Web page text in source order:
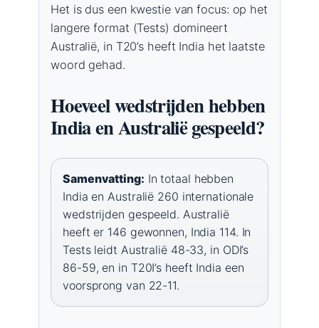
Het is dus een kwestie van focus: op het
langere format (Tests) domineert
Australië, in T20’s heeft India het laatste
woord gehad.
Hoeveel wedstrijden hebben
India en Australië gespeeld?
Samenvatting: In totaal hebben
India en Australië 260 internationale
wedstrijden gespeeld. Australië
heeft er 146 gewonnen, India 114. In
Tests leidt Australië 48-33, in ODI’s
86-59, en in T20I’s heeft India een
voorsprong van 22-11.